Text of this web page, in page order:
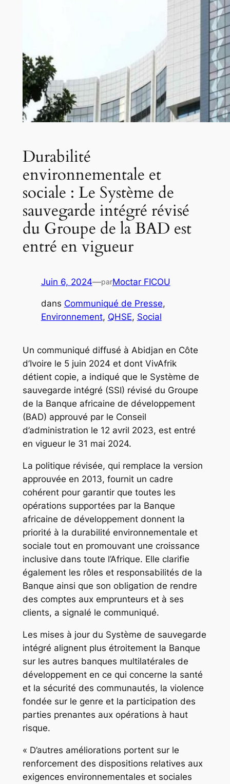
Durabilité
environnementale et
sociale : Le Système de
sauvegarde intégré révisé
du Groupe de la BAD est
entré en vigueur
Juin 6, 2024—parMoctar FICOU
dans Communiqué de Presse
Environnement, QHSE, Social
Un communiqué diffusé à Abidjan en Côte
d’Ivoire le 5 juin 2024 et dont VivAfrik
détient copie, a indiqué que le Système de
sauvegarde intégré (SSI) révisé du Groupe
de la Banque africaine de développement
(BAD) approuvé par le Conseil
d’administration le 12 avril 2023, est entré
en vigueur le 31 mai 2024.
La politique révisée, qui remplace la version
approuvée en 2013, fournit un cadre
cohérent pour garantir que toutes les
opérations supportées par la Banque
africaine de développement donnent la
priorité à la durabilité environnementale et
sociale tout en promouvant une croissance
inclusive dans toute l’Afrique. Elle clarifie
également les rôles et responsabilités de la
Banque ainsi que son obligation de rendre
des comptes aux emprunteurs et à ses
clients, a signalé le communiqué.
Les mises à jour du Système de sauvegarde
intégré alignent plus étroitement la Banque
sur les autres banques multilatérales de
développement en ce qui concerne la santé
et la sécurité des communautés, la violence
fondée sur le genre et la participation des
parties prenantes aux opérations à haut
risque.
« D’autres améliorations portent sur le
renforcement des dispositions relatives aux
exigences environnementales et sociales